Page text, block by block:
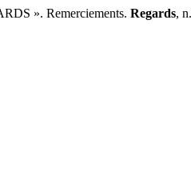
». Remerciements. Regards,